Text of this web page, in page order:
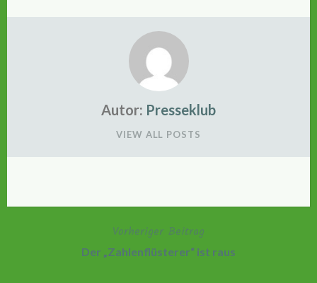
Autor: Presseklub
VIEW ALL POSTS
BeitragsnavigationVorheriger Beitrag
Der „Zahlenflüsterer“ ist raus